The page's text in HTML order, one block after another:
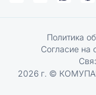
Политика
Согласие на
2026 г. © КОМУПАК